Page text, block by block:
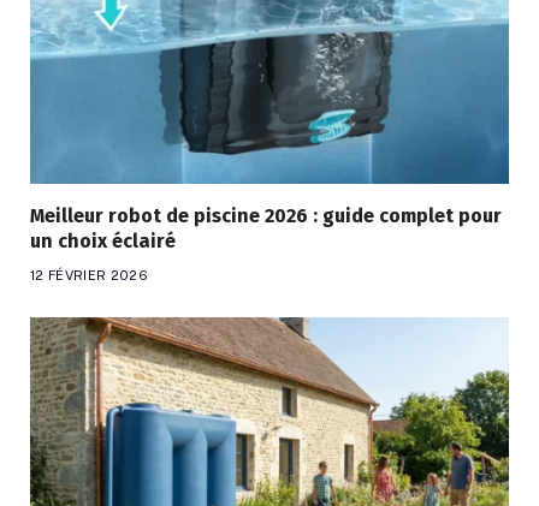
Meilleur robot de piscine 2026 : guide complet pour
un choix éclairé
12 FÉVRIER 2026